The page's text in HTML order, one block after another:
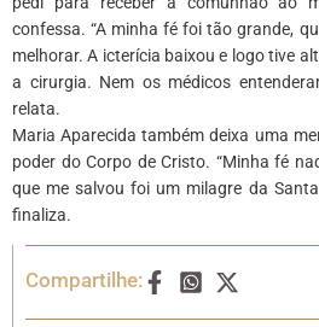
confessa. “A minha fé foi tão grande,
melhorar. A icterícia baixou e logo tive
a cirurgia. Nem os médicos
relata.
Maria Aparecida também deixa uma
poder do Corpo de Cristo. “Minha fé
que me salvou foi um milagre da
finaliza.
Compartilhe: